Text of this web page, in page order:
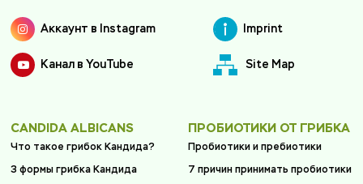
Аккаунт в Instagram
Канал в YouTube
Imprint
Site Map
CANDIDA ALBICANS
Что такое грибок Кандида?
3 формы грибка Кандида
ПРОБИОТИКИ ОТ ГРИБКА
Пробиотики и пребиотики
7 причин принимать пробиотики